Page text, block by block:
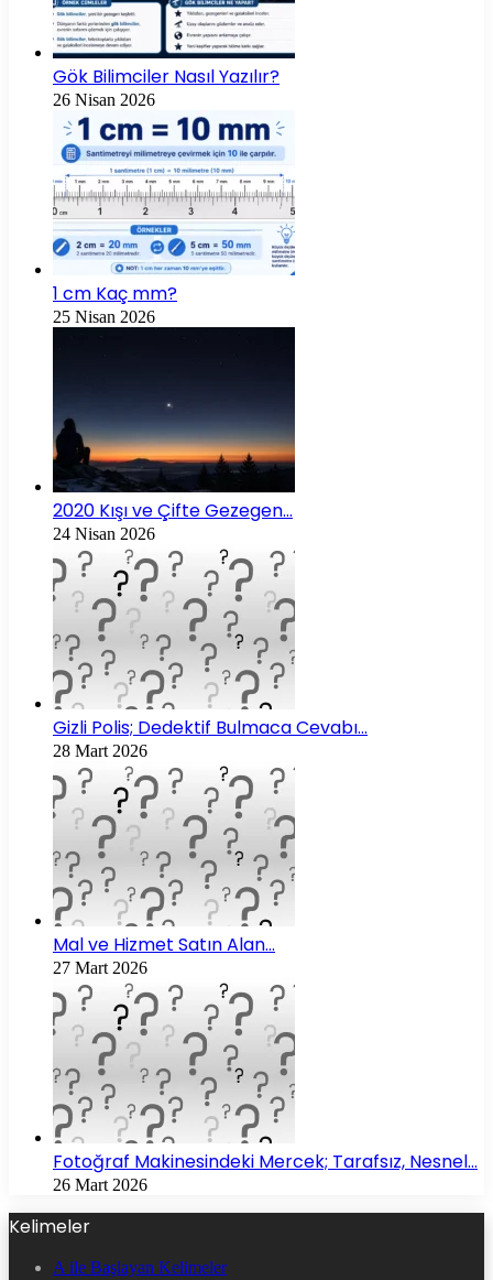
Gök Bilimciler Nasıl Yazılır?
26 Nisan 2026
1 cm Kaç mm?
25 Nisan 2026
2020 Kışı ve Çifte Gezegen…
24 Nisan 2026
Gizli Polis; Dedektif Bulmaca Cevabı…
28 Mart 2026
Mal ve Hizmet Satın Alan…
27 Mart 2026
Fotoğraf Makinesindeki Mercek; Tarafsız, Nesnel…
26 Mart 2026
Kelimeler
A ile Başlayan Kelimeler